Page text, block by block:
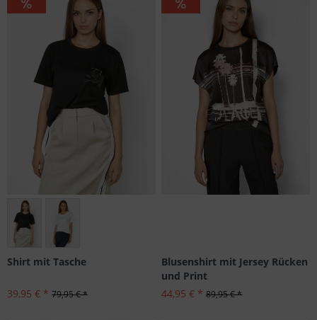
Größen: 42
Shirt mit Tasche
39,95 € * 79,95 € *
Blusenshirt mit Jersey Rücken
und Print
44,95 € * 89,95 € *